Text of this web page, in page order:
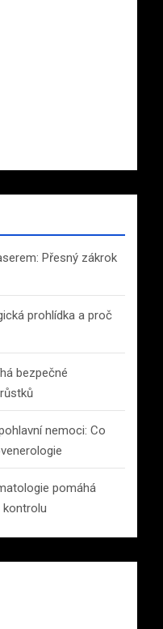
Přesný zákrok
prohlídka a proč
bezpečné
nemoci: Co
pomáhá